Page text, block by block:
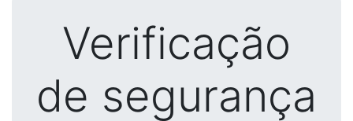
Verificação
de segurança